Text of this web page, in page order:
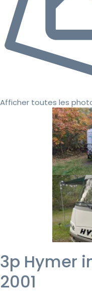
Afficher toutes les
3p Hymer
2001